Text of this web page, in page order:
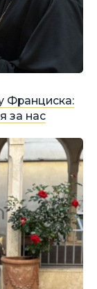
Франциска:
за нас